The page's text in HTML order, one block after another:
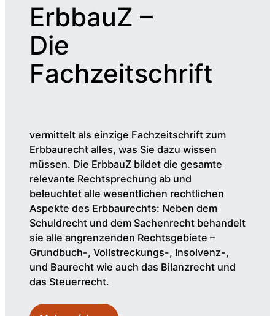
ErbbauZ –
Die
Fachzeitschrift
vermittelt als einzige Fachzeitschrift zum
Erbbaurecht alles, was Sie dazu wissen
müssen. Die ErbbauZ bildet die gesamte
relevante Rechtsprechung ab und
beleuchtet alle wesentlichen rechtlichen
Aspekte des Erbbaurechts: Neben dem
Schuldrecht und dem Sachenrecht behandelt
sie alle angrenzenden Rechtsgebiete –
Grundbuch-, Vollstreckungs-, Insolvenz-,
und Baurecht wie auch das Bilanzrecht und
das Steuerrecht.